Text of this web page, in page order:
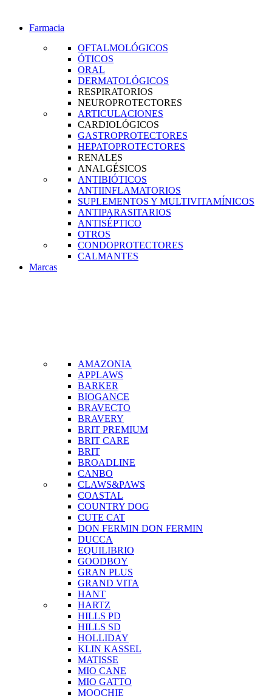
Farmacia
OFTALMOLÓGICOS
ÓTICOS
ORAL
DERMATOLÓGICOS
RESPIRATORIOS
NEUROPROTECTORES
ARTICULACIONES
CARDIOLÓGICOS
GASTROPROTECTORES
HEPATOPROTECTORES
RENALES
ANALGÉSICOS
ANTIBIÓTICOS
ANTIINFLAMATORIOS
SUPLEMENTOS Y MULTIVITAMÍNICOS
ANTIPARASITARIOS
ANTISÉPTICO
OTROS
CONDOPROTECTORES
CALMANTES
Marcas
AMAZONIA
APPLAWS
BARKER
BIOGANCE
BRAVECTO
BRAVERY
BRIT PREMIUM
BRIT CARE
BRIT
BROADLINE
CANBO
CLAWS&PAWS
COASTAL
COUNTRY DOG
CUTE CAT
DON FERMIN DON FERMIN
DUCCA
EQUILIBRIO
GOODBOY
GRAN PLUS
GRAND VITA
HANT
HARTZ
HILLS PD
HILLS SD
HOLLIDAY
KLIN KASSEL
MATISSE
MIO CANE
MIO GATTO
MOOCHIE